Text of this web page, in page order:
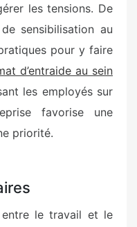
les tensions. De
sensibilisation au
pour y faire
d’entraide au sein
les employés sur
favorise une
priorité.
le travail et le